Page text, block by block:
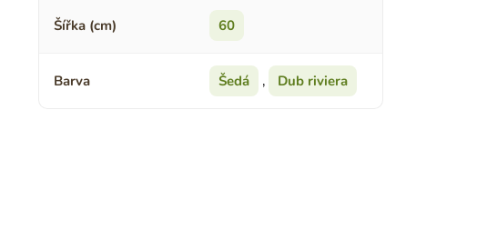
Šířka (cm) 60
Barva Šedá , Dub riviera